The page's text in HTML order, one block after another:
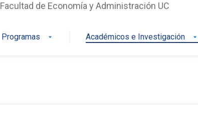
Facultad de Economía y Administración UC
Programas arrow_drop_down Académicos e Investigación arrow_drop_down